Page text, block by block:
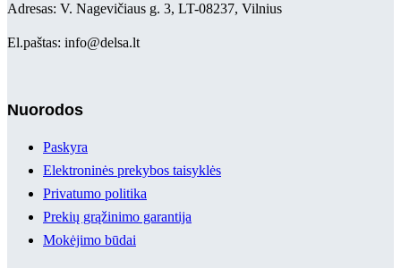
Adresas: V. Nagevičiaus g. 3, LT-08237, Vilnius
El.paštas: info@delsa.lt
Nuorodos
Paskyra
Elektroninės prekybos taisyklės
Privatumo politika
Prekių grąžinimo garantija
Mokėjimo būdai